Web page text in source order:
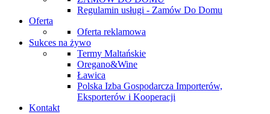
Regulamin usługi - Zamów Do Domu
Oferta
Oferta reklamowa
Sukces na żywo
Termy Maltańskie
Oregano&Wine
Ławica
Polska Izba Gospodarcza Importerów,
Eksporterów i Kooperacji
Kontakt